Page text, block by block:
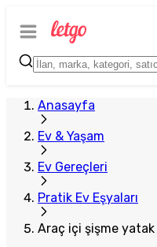
Anasayfa
Ev & Yaşam
Ev Gereçleri
Pratik Ev Eşyaları
Araç içi şişme